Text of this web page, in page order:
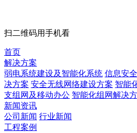
扫二维码用手机看
首页
解决方案
弱电系统建设及智能化系统 信息安
决方案 安全无线网络建设方案 智能
支组网及移动办公 智能化组网解决
新闻资讯
公司新闻 行业新闻
工程案例